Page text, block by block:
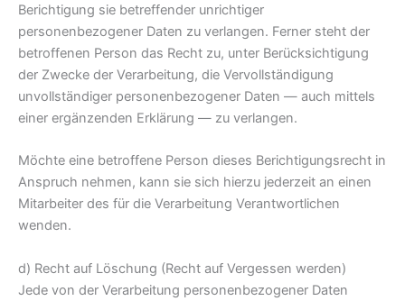
Berichtigung sie betreffender unrichtiger
personenbezogener Daten zu verlangen. Ferner steht der
betroffenen Person das Recht zu, unter Berücksichtigung
der Zwecke der Verarbeitung, die Vervollständigung
unvollständiger personenbezogener Daten — auch mittels
einer ergänzenden Erklärung — zu verlangen.
Möchte eine betroffene Person dieses Berichtigungsrecht in
Anspruch nehmen, kann sie sich hierzu jederzeit an einen
Mitarbeiter des für die Verarbeitung Verantwortlichen
wenden.
d) Recht auf Löschung (Recht auf Vergessen werden)
Jede von der Verarbeitung personenbezogener Daten